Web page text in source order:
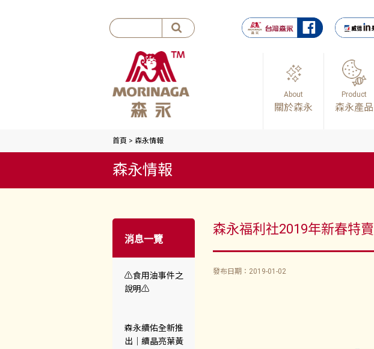
About
關於森永
Product
森永產品
首頁 > 森永情報
森永情報
消息一覽
⚠️食用油事件之
說明⚠️
森永續佑全新推
出｜續晶亮葉黃
森永福利社2019年新春特賣
發布日期：2019-01-02